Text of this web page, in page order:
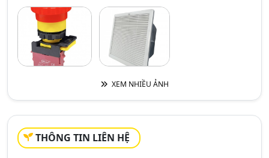
XEM NHIỀU ẢNH
THÔNG TIN LIÊN HỆ